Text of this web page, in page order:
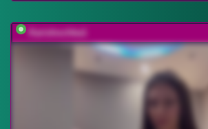
Karishochka1